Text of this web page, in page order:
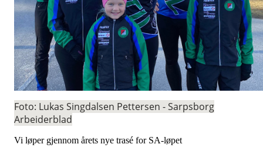
Foto: Lukas Singdalsen Pettersen - Sarpsborg
Arbeiderblad
Vi løper gjennom årets nye trasé for SA-løpet